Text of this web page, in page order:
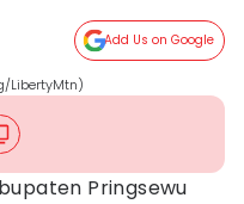
Add Us on Google
LibertyMtn)
Pringsewu